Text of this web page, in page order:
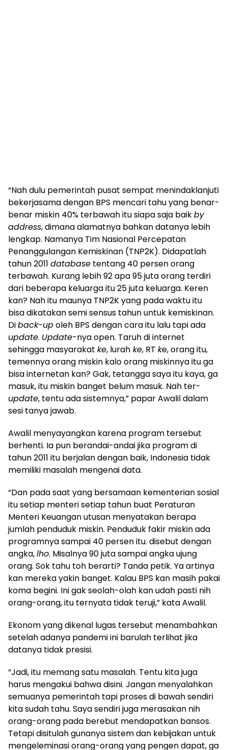
“Nah dulu pemerintah pusat sempat menindaklanjuti
bekerjasama dengan BPS mencari tahu yang benar-
benar miskin 40% terbawah itu siapa saja baikby
address, dimana alamatnya bahkan datanya lebih
lengkap. Namanya Tim Nasional Percepatan
Penanggulangan Kemiskinan (TNP2K). Didapatlah
tahun 2011 database tentang 40 persen orang
terbawah. Kurang lebih 92 apa 95 juta orang terdiri
dari beberapa keluarga itu 25 juta keluarga. Keren
kan? Nah itu maunya TNP2K yang pada waktu itu
bisa dikatakan semi sensus tahun untuk kemiskinan.
Diback-upoleh BPS dengan cara itu lalu tapi ada
update. Update-nya open. Taruh di internet
sehingga masyarakat ke, lurah ke, RT ke, orang itu,
temennya orang miskin kalo orang miskinnya itu ga
bisa internetan kan? Gak, tetangga saya itu kaya, ga
masuk, itu miskin banget belum masuk. Nah ter-
update, tentu ada sistemnya,” papar Awalil dalam
sesi tanya jawab.
Awalil menyayangkan karena program tersebut
berhenti. Ia pun berandai-andai jika program di
tahun 2011 itu berjalan dengan baik, Indonesia tidak
memiliki masalah mengenai data.
“Dan pada saat yang bersamaan kementerian sosial
itu setiap menteri setiap tahun buat Peraturan
Menteri Keuangan utusan menyatakan berapa
jumlah penduduk miskin. Penduduk fakir miskin ada
programnya sampai 40 persen itu. disebut dengan
angka,lho. Misalnya 90 juta sampai angka ujung
orang. Sok tahu toh berarti? Tanda petik. Ya artinya
kan mereka yakin banget. Kalau BPS kan masih pakai
koma begini. Ini gak seolah-olah kan udah pasti nih
orang-orang, itu ternyata tidak teruji,” kata Awalil.
Ekonom yang dikenal lugas tersebut menambahkan
setelah adanya pandemi ini barulah terlihat jika
datanya tidak presisi.
“Jadi, itu memang satu masalah. Tentu kita juga
harus mengakui bahwa disini. Jangan menyalahkan
semuanya pemerintah tapi proses di bawah sendiri
kita sudah tahu. Saya sendiri juga merasakan nih
orang-orang pada berebut mendapatkan bansos.
Tetapi disitulah gunanya sistem dan kebijakan untuk
mengeleminasi orang-orang yang pengen dapat, ga